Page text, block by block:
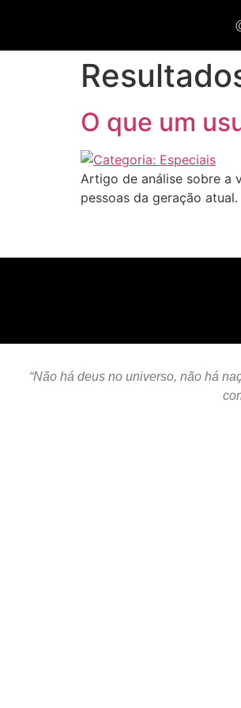
O que um
Artigo de análise sobre a
pessoas da geração atual.
“Não há deus no universo, não há